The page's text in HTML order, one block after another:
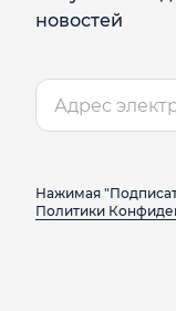
новостей
Нажимая
Политики